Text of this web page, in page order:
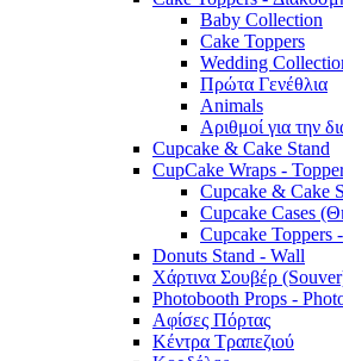
Baby Collection
Cake Toppers
Wedding
Πρώτα Γενέθλια
Animals
Αριθμοί για την
Cupcake & Cake Stand
CupCake Wraps -
Cupcake & Cake
Cupcake Cases
Cupcake Toppers
Donuts Stand - Wall
Χάρτινα Σουβέρ
Photobooth Props -
Αφίσες Πόρτας
Κέντρα Τραπεζιού